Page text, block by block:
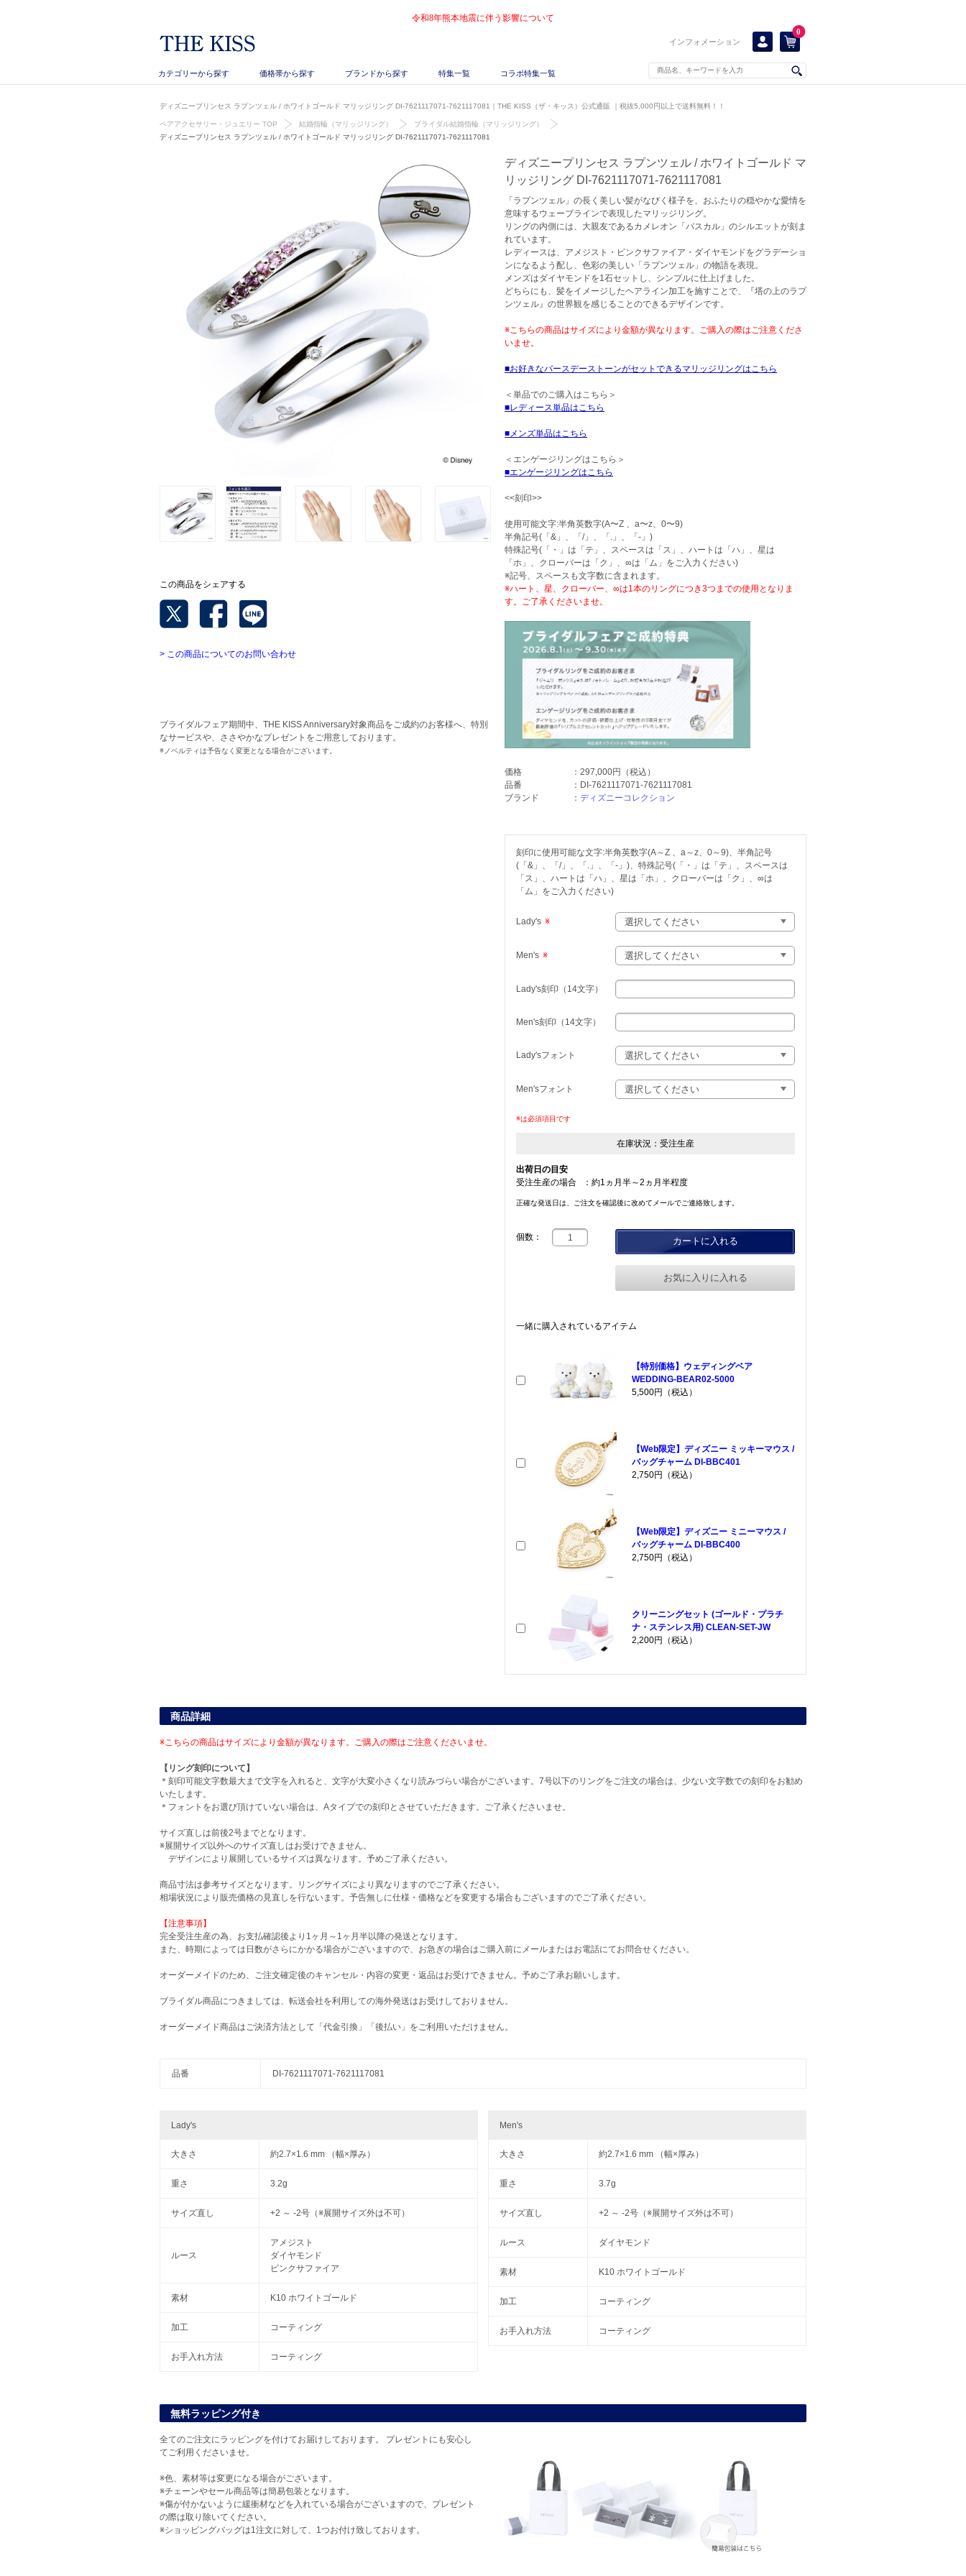
令和8年熊本地震に伴う影響について
インフォメーション
0
カテゴリーから探す 価格帯から探す ブランドから探す 特集一覧 コラボ特集一覧
ディズニープリンセス ラプンツェル / ホワイトゴールド マリッジリング DI-7621117071-7621117081｜THE KISS（ザ・キッス）公式通販 ｜税抜5,000円以上で送料無料！！
ペアアクセサリー・ジュエリー TOP 結婚指輪（マリッジリング）
ブライダル結婚指輪（マリッジリング）
ディズニープリンセス ラプンツェル / ホワイトゴールド マリッジリング DI-7621117071-7621117081
この商品をシェアする
> この商品についてのお問い合わせ
ブライダルフェア期間中、THE KISS Anniversary対象商品をご成約のお客様へ、特別
なサービスや、ささやかなプレゼントをご用意しております。
※ノベルティは予告なく変更となる場合がございます。
ディズニープリンセス ラプンツェル / ホワイトゴールド マ
リッジリング DI-7621117071-7621117081
「ラプンツェル」の長く美しい髪がなびく様子を、おふたりの穏やかな愛情を
意味するウェーブラインで表現したマリッジリング。
リングの内側には、大親友であるカメレオン「パスカル」のシルエットが刻ま
れています。
レディースは、アメジスト・ピンクサファイア・ダイヤモンドをグラデーショ
ンになるよう配し、色彩の美しい「ラプンツェル」の物語を表現。
メンズはダイヤモンドを1石セットし、シンプルに仕上げました。
どちらにも、髪をイメージしたヘアライン加工を施すことで、『塔の上のラプ
ンツェル』の世界観を感じることのできるデザインです。
※こちらの商品はサイズにより金額が異なります。ご購入の際はご注意くださ
いませ。
お好きなバースデーストーンがセットできるマリッジリングはこちら
＜単品でのご購入はこちら＞
レディース単品はこちら
メンズ単品はこちら
＜エンゲージリングはこちら＞
エンゲージリングはこちら
<<刻印>>
使用可能文字:半角英数字(A〜Z 、a〜z、0〜9)
半角記号(「&」、「/」、「.」、「-」)
特殊記号(「・」は「テ」、スペースは「ス」、ハートは「ハ」、星は
「ホ」、クローバーは「ク」、∞は「ム」をご入力ください)
※記号、スペースも文字数に含まれます。
※ハート、星、クローバー、∞は1本のリングにつき3つまでの使用となりま
す。ご了承くださいませ。
価格 ： 297,000円
（税込）
品番
： DI-7621117071-7621117081
ブランド
： ディズニーコレクション
刻印に使用可能な文字:半角英数字(A～Z 、a～z、0～9)、半角記号
(「&」、「/」、「.」、「-」)、特殊記号(「・」は「テ」、スペースは
「ス」、ハートは「ハ」、星は「ホ」、クローバーは「ク」、∞は
「ム」をご入力ください)
Lady's ※
Men's ※
Lady's刻印（14文字）
Men's刻印（14文字）
Lady'sフォント
Men'sフォント
※は必須項目です
在庫状況： 受注生産
出荷日の目安
受注生産の場合
： 約1ヵ月半～2ヵ月半程度
正確な発送日は、ご注文を確認後に改めてメールでご連絡致します。
個数： カートに入れる
お気に入りに入れる
一緒に購入されているアイテム
【特別価格】ウェディングベア
WEDDING-BEAR02-5000
5,500円（税込）
【Web限定】ディズニー ミッキーマウス /
バッグチャーム DI-BBC401
2,750円（税込）
【Web限定】ディズニー ミニーマウス /
バッグチャーム DI-BBC400
2,750円（税込）
クリーニングセット (ゴールド・プラチ
ナ・ステンレス用) CLEAN-SET-JW
2,200円（税込）
商品詳細
※こちらの商品はサイズにより金額が異なります。ご購入の際はご注意くださいませ。
【リング刻印について】
＊刻印可能文字数最大まで文字を入れると、文字が大変小さくなり読みづらい場合がございます。7号以下のリングをご注文の場合は、少ない文字数での刻印をお勧め
いたします。
＊フォントをお選び頂けていない場合は、Aタイプでの刻印とさせていただきます。ご了承くださいませ。
サイズ直しは前後2号までとなります。
※展開サイズ以外へのサイズ直しはお受けできません。
デザインにより展開しているサイズは異なります。予めご了承ください。
商品寸法は参考サイズとなります。リングサイズにより異なりますのでご了承ください。
相場状況により販売価格の見直しを行ないます。予告無しに仕様・価格などを変更する場合もございますのでご了承ください。
【注意事項】
完全受注生産の為、お支払確認後より1ヶ月～1ヶ月半以降の発送となります。
また、時期によっては日数がさらにかかる場合がございますので、お急ぎの場合はご購入前にメールまたはお電話にてお問合せください。
オーダーメイドのため、ご注文確定後のキャンセル・内容の変更・返品はお受けできません。予めご了承お願いします。
ブライダル商品につきましては、転送会社を利用しての海外発送はお受けしておりません。
オーダーメイド商品はご決済方法として「代金引換」「後払い」をご利用いただけません。
品番 DI-7621117071-7621117081
Lady's
大きさ 約2.7×1.6 mm （幅×厚み）
重さ 3.2g
サイズ直し +2 ～ -2号（※展開サイズ外は不可）
ルース
アメジスト
ダイヤモンド
ピンクサファイア
素材 K10 ホワイトゴールド
加工 コーティング
お手入れ方法 コーティング
Men's
大きさ 約2.7×1.6 mm （幅×厚み）
重さ 3.7g
サイズ直し +2 ～ -2号（※展開サイズ外は不可）
ルース ダイヤモンド
素材 K10 ホワイトゴールド
加工 コーティング
お手入れ方法 コーティング
無料ラッピング付き
全てのご注文にラッピングを付けてお届けしております。 プレゼントにも安心し
てご利用くださいませ。
※色、素材等は変更になる場合がございます。
※チェーンやセール商品等は簡易包装となります。
※傷が付かないように緩衝材などを入れている場合がございますので、プレゼント
の際は取り除いてください。
※ショッピングバッグは1注文に対して、1つお付け致しております。